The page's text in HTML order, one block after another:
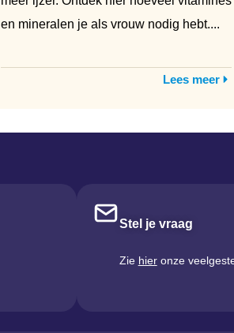
en mineralen je als vrouw nodig hebt....
Lees meer
Stel je vraag
Zie hieronze